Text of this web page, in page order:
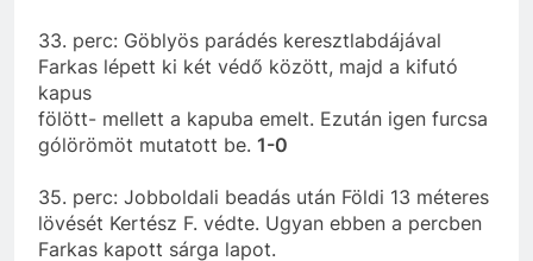
33. perc: Göblyös parádés keresztlabdájával
Farkas lépett ki két védő között, majd a kifutó
kapus
fölött- mellett a kapuba emelt. Ezután igen furcsa
gólörömöt mutatott be. 1-0
35. perc: Jobboldali beadás után Földi 13 méteres
lövését Kertész F. védte. Ugyan ebben a percben
Farkas kapott sárga lapot.